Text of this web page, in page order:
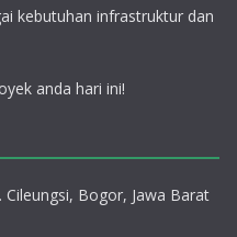
kebutuhan infrastruktur dan
anda hari ini!
Cileungsi, Bogor, Jawa Barat